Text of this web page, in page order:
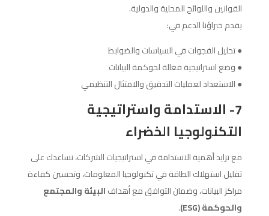
القوانين واللوائح المحلية والدولية.
يقدم خبراؤنا الدعم في:
● تحليل الفجوات في السياسات والضوابط
● وضع استراتيجية فعالة لحوكمة البيانات
● الاستعداد لعمليات التدقيق والامتثال التنظيمي
7- الاستدامة واستراتيجية
التكنولوجيا الخضراء
مع تزايد أهمية الاستدامة في استراتيجيات الشركات، نساعدك على
تقليل استهلاك الطاقة في تكنولوجيا المعلومات، وتحسين كفاءة
مراكز البيانات، وضمان التوافق مع أهدافالبيئة والمجتمع
والحوكمة (ESG)
.